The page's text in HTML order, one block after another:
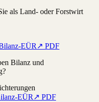
als Land- oder Forstwirt
EÜR ↗ PDF
Bilanz und
EÜR ↗ PDF